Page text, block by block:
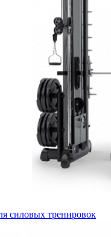
силовых тренировок